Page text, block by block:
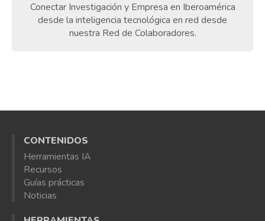
Conectar Investigación y Empresa en Iberoamérica
desde la inteligencia tecnológica en red desde
nuestra Red de Colaboradores.
CONTENIDOS
Herramientas IA
Recursos
Guías prácticas
Noticias